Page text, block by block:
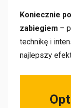
Koniecznie
zabiegiem –
technikę i
najlepszy